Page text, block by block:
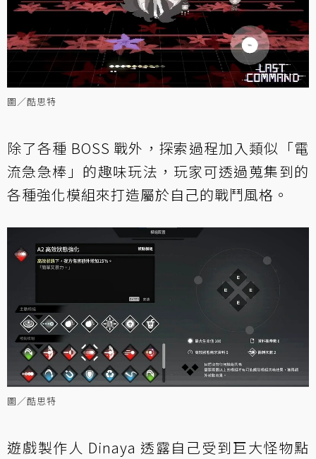
圖／酷思特
除了各種 BOSS 戰外，探索過程加入類似「電
流急急棒」的趣味玩法，玩家可透過蒐集到的
各種強化模組來打造屬於自己的戰鬥風格。
圖／酷思特
遊戲製作人 Dinaya 透露自己受到巨大怪物點